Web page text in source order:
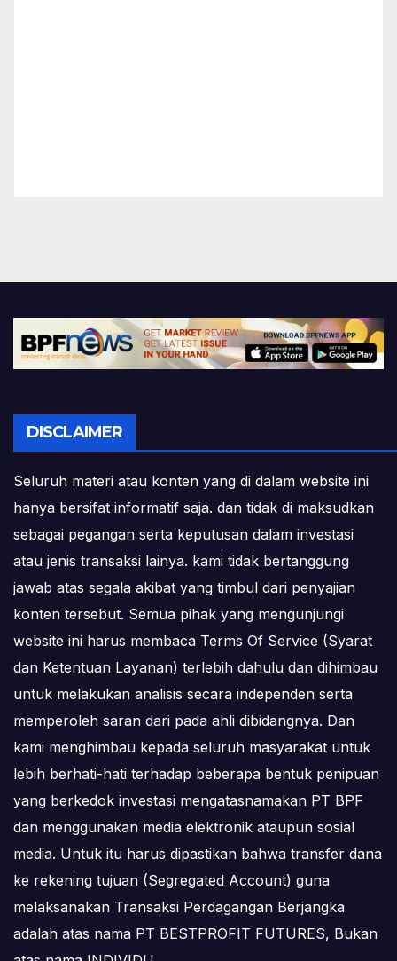
DISCLAIMER
Seluruh materi atau konten yang di dalam website ini
hanya bersifat informatif saja. dan tidak di maksudkan
sebagai pegangan serta keputusan dalam investasi
atau jenis transaksi lainya. kami tidak bertanggung
jawab atas segala akibat yang timbul dari penyajian
konten tersebut. Semua pihak yang mengunjungi
website ini harus membaca Terms Of Service (Syarat
dan Ketentuan Layanan) terlebih dahulu dan dihimbau
untuk melakukan analisis secara independen serta
memperoleh saran dari pada ahli dibidangnya. Dan
kami menghimbau kepada seluruh masyarakat untuk
lebih berhati-hati terhadap beberapa bentuk penipuan
yang berkedok investasi mengatasnamakan PT BPF
dan menggunakan media elektronik ataupun sosial
media. Untuk itu harus dipastikan bahwa transfer dana
ke rekening tujuan (Segregated Account) guna
melaksanakan Transaksi Perdagangan Berjangka
adalah atas nama PT BESTPROFIT FUTURES, Bukan